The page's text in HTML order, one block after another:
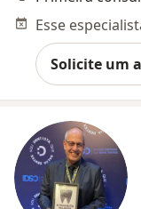
Solicite um